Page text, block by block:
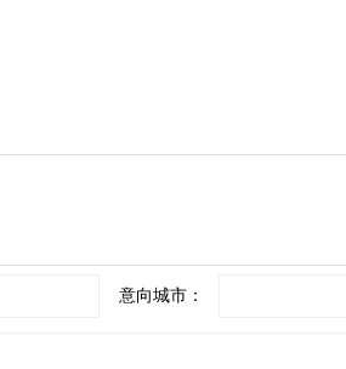
意向城市：